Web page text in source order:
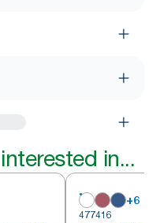
in...
+6
477416